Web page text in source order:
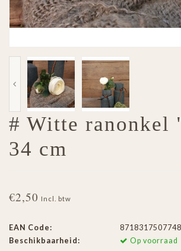
# Witte ranonkel
34 cm
€2,50 Incl. btw
EAN Code:
8718317507748
Beschikbaarheid:
Op voorraad